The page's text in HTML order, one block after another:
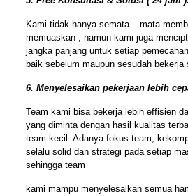
Kami tidak hanya semata – mata
memuaskan , namun kami juga
jangka panjang untuk setiap
baik sebelum maupun sesudah
6. Menyelesaikan pekerjaan lebih
Team kami bisa bekerja lebih effisien
yang diminta dengan hasil kualitas
team kecil. Adanya fokus team,
selalu solid dan strategi pada setiap
sehingga team
kami mampu menyelesaikan semua